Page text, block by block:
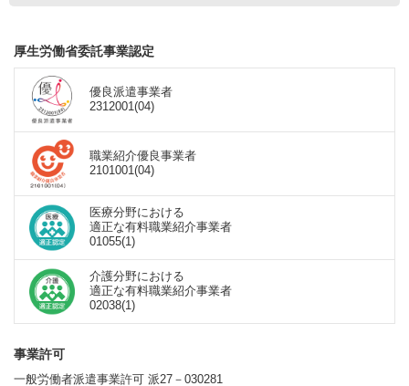
厚生労働省委託事業認定
優良派遣事業者
2312001(04)
職業紹介優良事業者
2101001(04)
医療分野における
適正な有料職業紹介事業者
01055(1)
介護分野における
適正な有料職業紹介事業者
02038(1)
事業許可
一般労働者派遣事業許可 派27－030281